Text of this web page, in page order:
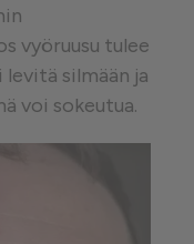
vyöruusu tulee
silmään ja
voi sokeutua.